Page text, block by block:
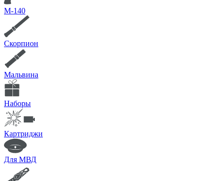
М-140
Скорпион
Мальвина
Наборы
Картриджи
Для МВД